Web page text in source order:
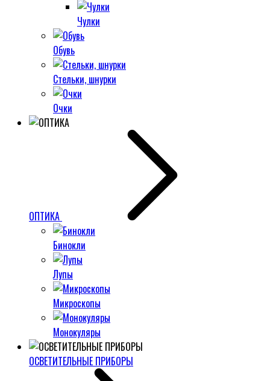
Чулки
Обувь
Стельки, шнурки
Очки
ОПТИКА
Бинокли
Лупы
Микроскопы
Монокуляры
ОСВЕТИТЕЛЬНЫЕ ПРИБОРЫ